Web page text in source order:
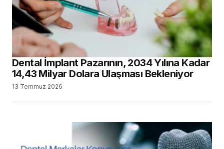
Dental İmplant Pazarının, 2034 Yılına Kadar
14,43 Milyar Dolara Ulaşması Bekleniyor
13 Temmuz 2026